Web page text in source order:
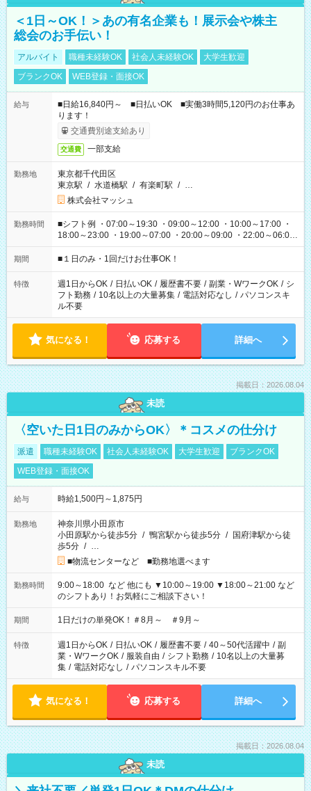
＜1日～OK！＞あの有名企業も！展示会や株主
総会のお手伝い！
アルバイト 職種未経験OK 社会人未経験OK
大学生歓迎
ブランクOK
WEB登録・面接OK
給与
■日給16,840円～ ■日払いOK ■実働3時間5,120円のお仕事あ
ります！
交通費別途支給あり
交通費 一部支給
勤務地
東京都千代田区
東京駅 / 水道橋駅 / 有楽町駅 / …
株式会社マッシュ
勤務時間
■シフト例 ・07:00～19:30 ・09:00～12:00 ・10:00～17:00 ・
18:00～23:00 ・19:00～07:00 ・20:00～09:00 ・22:00～06:00
etc ★最短で3時間で5,120円のお仕事から 15時間で2万円近く稼
げるお仕事も！ ご希望のお時間に合わせてご紹介！ ※シフトは
ください！
期間 ■１日のみ・1回だけお仕事OK！
特徴 週1日からOK / 日払いOK / 履歴書不要 / 副業・WワークOK / シ
フト勤務 / 10名以上の大量募集 / 電話対応なし / パソコンスキ
ル不要
気になる！ 応募する 詳細へ
掲載日：2026.08.04
未読
〈空いた日1日のみからOK〉＊コスメの仕分け
派遣 職種未経験OK 社会人未経験OK 大学生歓迎
ブランクOK
WEB登録・面接OK
給与 時給1,500円～1,875円
勤務地
神奈川県小田原市
小田原駅から徒歩5分 / 鴨宮駅から徒歩5分 / 国府津駅から徒
歩5分 / …
■物流センターなど ■勤務地選べます
勤務時間
9:00～18:00 など 他にも ▼10:00～19:00 ▼18:00～21:00 など
のシフトあり！お気軽にご相談下さい！
期間 1日だけの単発OK！＃8月～ ＃9月～
特徴 週1日からOK / 日払いOK / 履歴書不要 / 40～50代活躍中 / 副
業・WワークOK / 服装自由 / シフト勤務 / 10名以上の大量募
集 / 電話対応なし / パソコンスキル不要
気になる！ 応募する 詳細へ
掲載日：2026.08.04
未読